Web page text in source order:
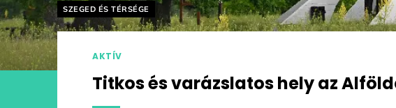
Helyszín címkék:
SZEGED ÉS TÉRSÉGE
AKTÍV
Titkos és varázslatos hely az